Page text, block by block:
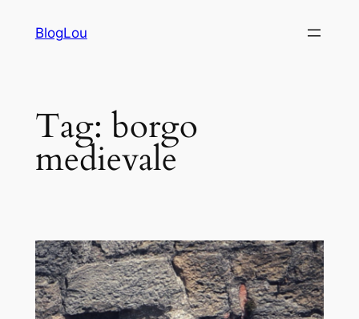
BlogLou
Tag: borgo
medievale